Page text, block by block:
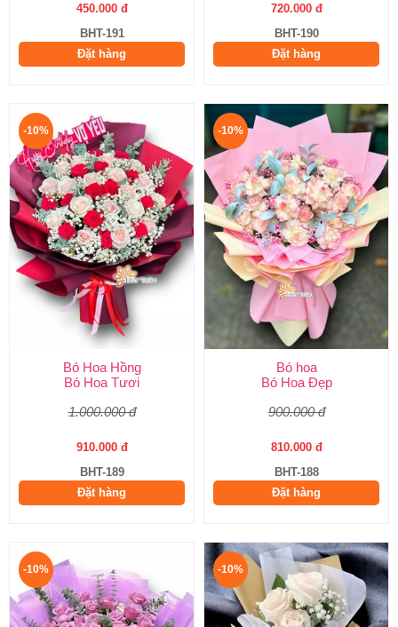
450.000 đ
BHT-191
Đặt hàng
720.000 đ
BHT-190
Đặt hàng
-10%
Bó Hoa Hồng
Bó Hoa Tươi
1.000.000 đ
910.000 đ
BHT-189
Đặt hàng
-10%
Bó hoa
Bó Hoa Đẹp
900.000 đ
810.000 đ
BHT-188
Đặt hàng
-10% -10%